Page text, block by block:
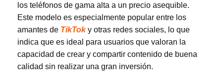
los teléfonos de gama alta a un precio asequible.
Este modelo es especialmente popular entre los
amantes de TikToky otras redes sociales, lo que
indica que es ideal para usuarios que valoran la
capacidad de crear y compartir contenido de buena
calidad sin realizar una gran inversión.